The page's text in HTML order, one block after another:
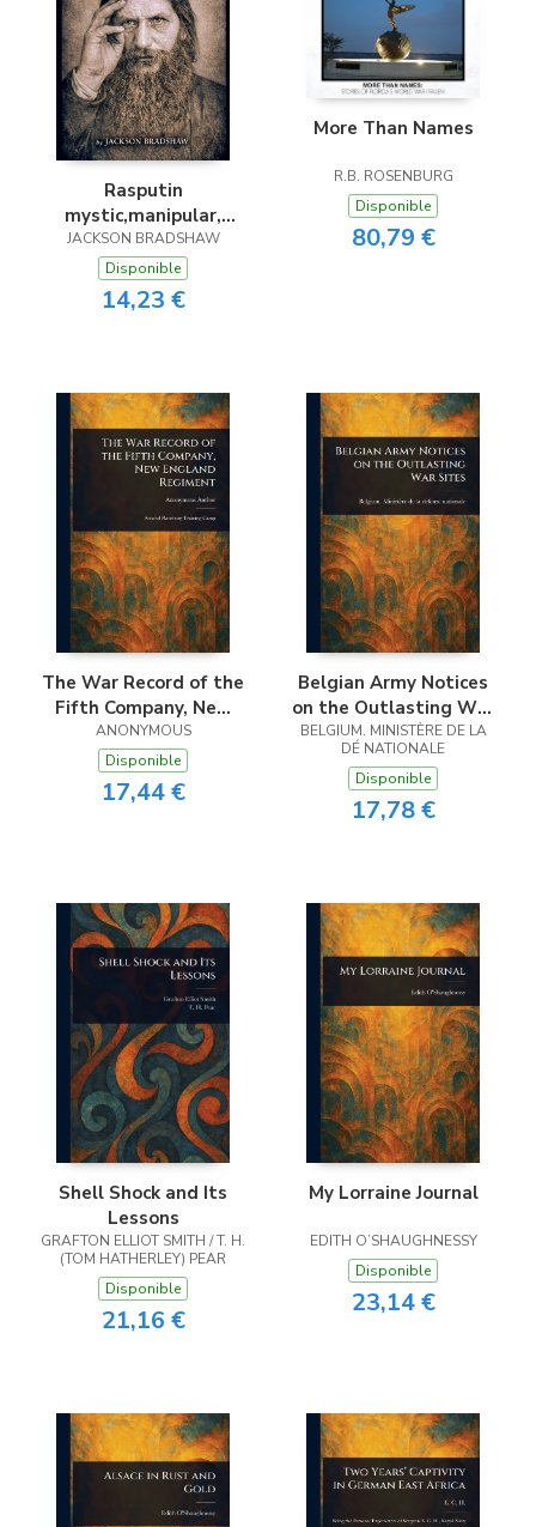
Rasputin
mystic,manipular,
legend
JACKSON BRADSHAW
Disponible
14,23 €
More Than Names
R.B. ROSENBURG
Disponible
80,79 €
The War Record of the
Fifth Company, New
England Regiment
ANONYMOUS
Disponible
17,44 €
Belgian Army Notices
on the Outlasting War
Sites
BELGIUM. MINISTÈRE DE LA
DÉ NATIONALE
Disponible
17,78 €
Shell Shock and Its
Lessons
GRAFTON ELLIOT SMITH / T. H.
(TOM HATHERLEY) PEAR
Disponible
21,16 €
My Lorraine Journal
EDITH O’SHAUGHNESSY
Disponible
23,14 €